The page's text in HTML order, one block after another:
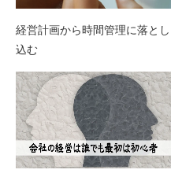
経営計画から時間管理に落とし
込む